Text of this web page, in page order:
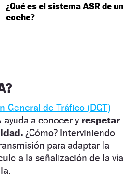
¿Qué es el sistema ASR de un
coche?
General de Tráfico (DGT)
a conocer y respetar
¿Cómo? Interviniendo
para adaptar la
a la señalización de la vía